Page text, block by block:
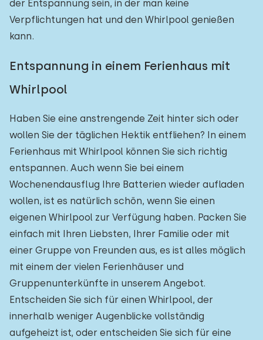
der Entspannung sein, in der man keine
Verpflichtungen hat und den Whirlpool genießen
kann.
Entspannung in einem Ferienhaus mit
Whirlpool
Haben Sie eine anstrengende Zeit hinter sich oder
wollen Sie der täglichen Hektik entfliehen? In einem
Ferienhaus mit Whirlpool können Sie sich richtig
entspannen. Auch wenn Sie bei einem
Wochenendausflug Ihre Batterien wieder aufladen
wollen, ist es natürlich schön, wenn Sie einen
eigenen Whirlpool zur Verfügung haben. Packen Sie
einfach mit Ihren Liebsten, Ihrer Familie oder mit
einer Gruppe von Freunden aus, es ist alles möglich
mit einem der vielen Ferienhäuser und
Gruppenunterkünfte in unserem Angebot.
Entscheiden Sie sich für einen Whirlpool, der
innerhalb weniger Augenblicke vollständig
aufgeheizt ist, oder entscheiden Sie sich für eine